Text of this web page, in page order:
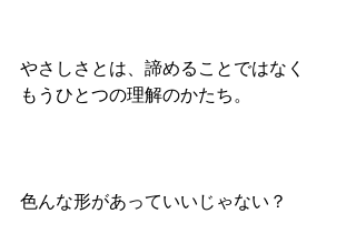
やさしさとは、諦めることではなく
もうひとつの理解のかたち。
色んな形があっていいじゃない？